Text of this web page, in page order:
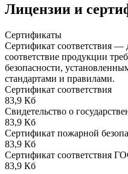
Лицензии и
Сертификаты
Сертификат соответствия
соответствие продукции
безопасности,
стандартами и правилами.
Сертификат соответствия
83,9 Кб
Свидетельство о
83,9 Кб
Сертификат пожарной
83,9 Кб
Сертификат соответствия
83,9 Кб